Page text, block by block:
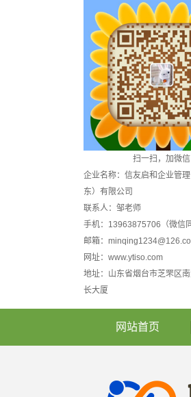
扫一扫，加微信
企业名称：信友启和企业管
东）有限公司
联系人：邹老师
手机：13963875706（微信同
邮箱：
网址：www.ytiso.com
地址：山东省烟台市芝罘区
长大厦
网站首页